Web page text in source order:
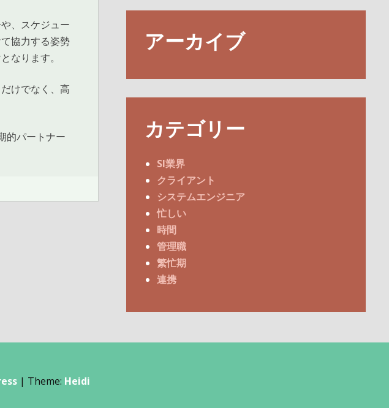
、スケジュー
協力する姿勢
なります。
けでなく、高
的パートナー
アーカイブ
カテゴリー
SI業界
クライアント
システムエンジニア
忙しい
時間
管理職
繁忙期
連携
| Theme: Heidi